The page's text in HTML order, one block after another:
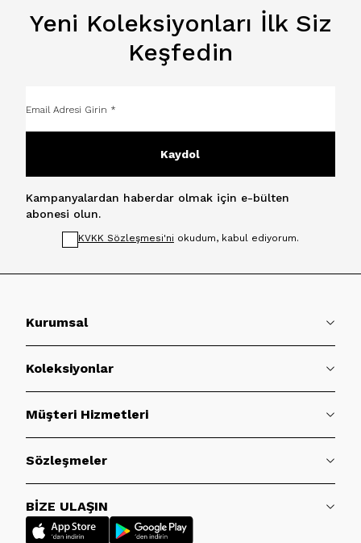
Yeni Koleksiyonları İlk Siz
Keşfedin
Kaydol
Kampanyalardan haberdar olmak için e-bülten
abonesi olun.
KVKK Sözleşmesi'ni okudum, kabul ediyorum.
Kurumsal
Koleksiyonlar
Müşteri Hizmetleri
Sözleşmeler
BİZE ULAŞIN